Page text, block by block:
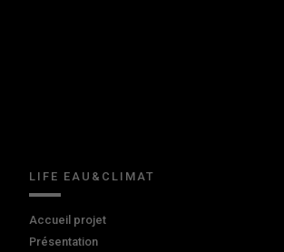
LIFE EAU&CLIMAT
Accueil projet
Présentation